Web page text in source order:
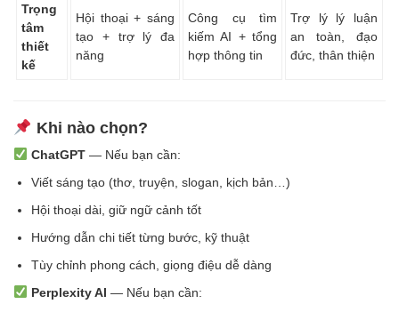
Trọng
tâm
thiết
kế
Hội thoại + sáng
tạo + trợ lý đa
năng
Công cụ tìm
kiếm AI + tổng
hợp thông tin
Trợ lý lý luận
an toàn, đạo
đức, thân thiện
Khi nào chọn?
ChatGPT— Nếu bạn cần:
Viết sáng tạo (thơ, truyện, slogan, kịch bản…)
Hội thoại dài, giữ ngữ cảnh tốt
Hướng dẫn chi tiết từng bước, kỹ thuật
Tùy chỉnh phong cách, giọng điệu dễ dàng
Perplexity AI — Nếu bạn cần: